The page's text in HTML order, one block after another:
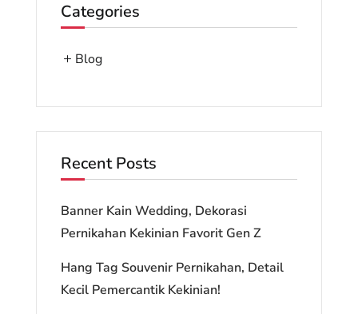
Categories
Blog
Recent Posts
Banner Kain Wedding, Dekorasi
Pernikahan Kekinian Favorit Gen Z
Hang Tag Souvenir Pernikahan, Detail
Kecil Pemercantik Kekinian!